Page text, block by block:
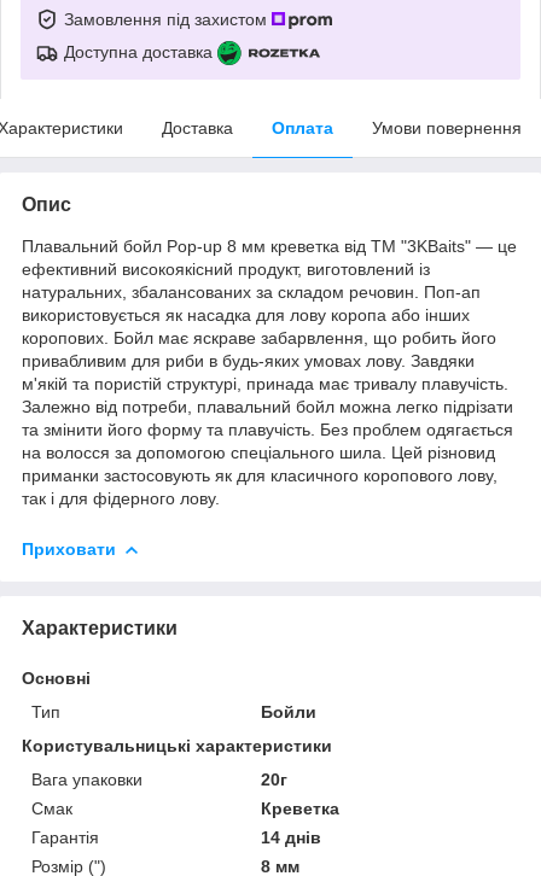
Замовлення під захистом
Доступна доставка
Доставка Оплата Умови повернення
Опис
Плавальний бойл Pop-up 8 мм креветка від ТМ "3KBaits" — це
ефективний високоякісний продукт, виготовлений із
натуральних, збалансованих за складом речовин. Поп-ап
використовується як насадка для лову коропа або інших
коропових. Бойл має яскраве забарвлення, що робить його
привабливим для риби в будь-яких умовах лову. Завдяки
м'якій та пористій структурі, принада має тривалу плавучість.
Залежно від потреби, плавальний бойл можна легко підрізати
та змінити його форму та плавучість. Без проблем одягається
на волосся за допомогою спеціального шила. Цей різновид
приманки застосовують як для класичного коропового лову,
так і для фідерного лову.
Приховати
Характеристики
Основні
Тип
Бойли
Користувальницькі характеристики
Вага упаковки
20г
Смак
Креветка
Гарантія
14 днів
Розмір (")
8 мм